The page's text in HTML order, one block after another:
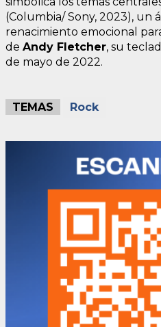
(Columbia/ Sony, 2023),
renacimiento emocional
de Andy Fletcher, su
de mayo de 2022.
TEMAS Rock